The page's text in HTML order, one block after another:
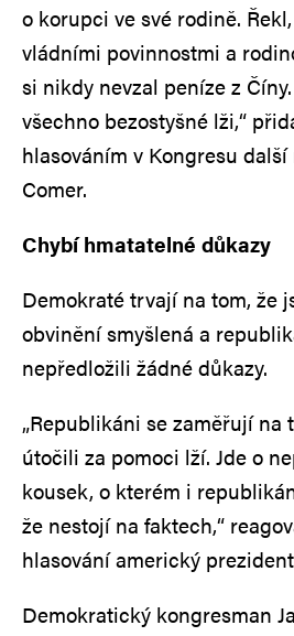
o korupci ve své rodině.
vládními povinnostmi a
si nikdy nevzal peníze z
všechno bezostyšné lži,“
hlasováním v Kongresu
Comer.
Chybí hmatatelné důkazy
Demokraté trvají na tom, že
obvinění smyšlená a
nepředložili žádné důkazy.
„Republikáni se zaměřují na
útočili za pomoci lží. Jde o
kousek, o kterém i
že nestojí na faktech,“
hlasování americký
Demokratický kongresman